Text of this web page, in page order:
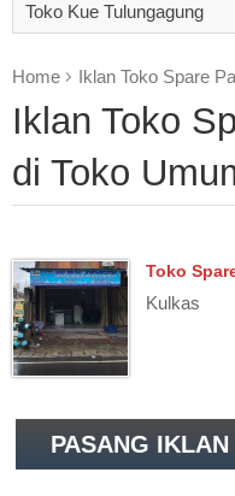
Toko Kue Tulungagung
Home Iklan Toko Spare
Iklan Toko
di Toko
Toko
Kulkas
PASANG IKLAN